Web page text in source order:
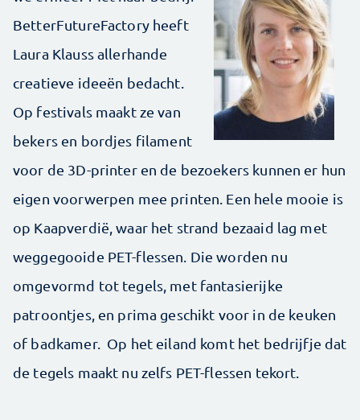
BetterFutureFactory heeft
Laura Klauss allerhande
creatieve ideeën bedacht.
Op festivals maakt ze van
bekers en bordjes filament
voor de 3D-printer en de bezoekers kunnen er hun
eigen voorwerpen mee printen. Een hele mooie is
op Kaapverdië, waar het strand bezaaid lag met
weggegooide PET-flessen. Die worden nu
omgevormd tot tegels, met fantasierijke
patroontjes, en prima geschikt voor in de keuken
of badkamer. Op het eiland komt het bedrijfje dat
de tegels maakt nu zelfs PET-flessen tekort.